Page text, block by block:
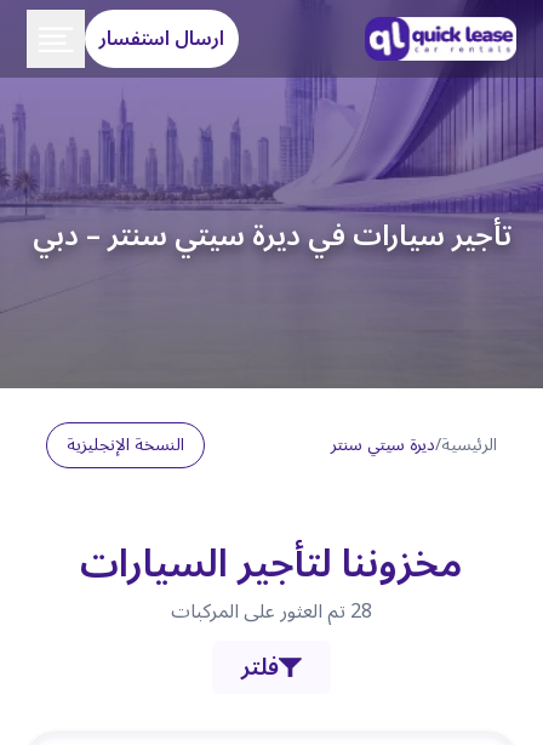
ارسال استفسار
تأجير سيارات في ديرة سيتي سنتر – دبي
الرئيسية/ديرة سيتي سنتر النسخة الإنجليزية
مخزوننا لتأجير السيارات
28تم العثور على المركبات
فلتر